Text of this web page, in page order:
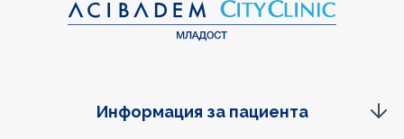
Информация за пациента